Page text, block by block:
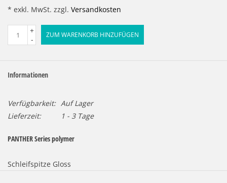
* exkl. MwSt. zzgl. Versandkosten
+
-
ZUM WARENKORB HINZUFÜGEN
Informationen
Verfügbarkeit: Auf Lager
Lieferzeit:
1 - 3 Tage
PANTHER Series polymer
Schleifspitze Gloss